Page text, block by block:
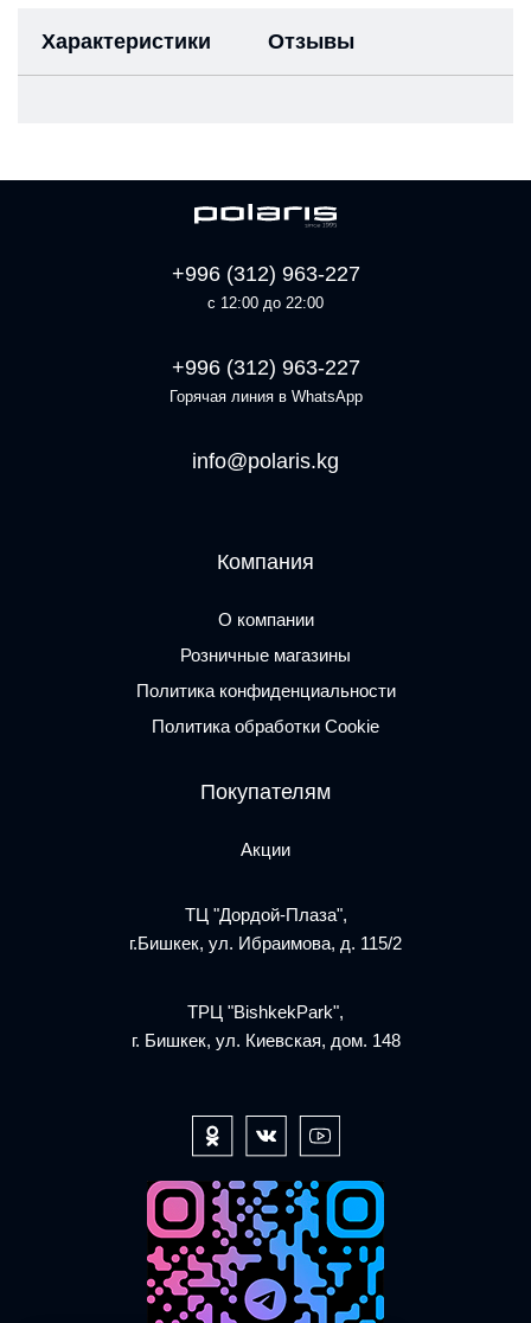
Характеристики Отзывы
+996 (312) 963-227
с 12:00 до 22:00
+996 (312) 963-227
Горячая линия в WhatsApp
info@polaris.kg
Компания
О компании
Розничные магазины
Политика конфиденциальности
Политика обработки Cookie
Покупателям
Акции
ТЦ "Дордой-Плаза",
г.Бишкек, ул. Ибраимова, д. 115/2
ТРЦ "BishkekPark",
г. Бишкек, ул. Киевская, дом. 148